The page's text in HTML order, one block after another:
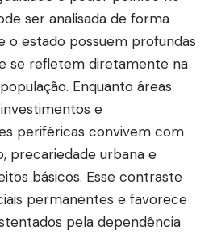
ser analisada de forma
o estado possuem profundas
se refletem diretamente na
Enquanto áreas
e
periféricas convivem com
precariedade urbana e
básicos. Esse contraste
permanentes e favorece
pela dependência